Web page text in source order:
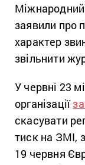
Міжнародний
заявили про
характер
звільнити
У червні 23
організації
скасувати
тиск на ЗМІ,
19 червня